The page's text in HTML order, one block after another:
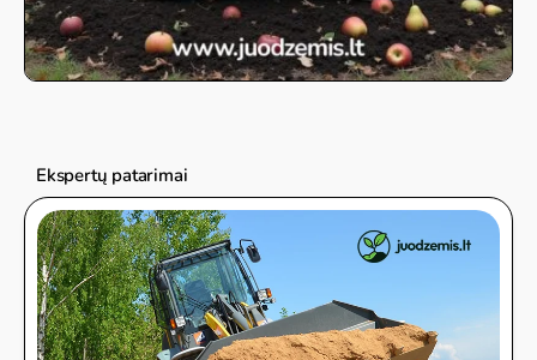
Ekspertų patarimai